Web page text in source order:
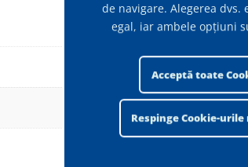
de navigare. Alegerea dvs.
egal, iar ambele opțiuni
Acceptă toate
Respinge Cookie-